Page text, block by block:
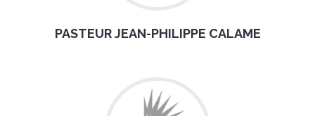
PASTEUR JEAN-PHILIPPE CALAME